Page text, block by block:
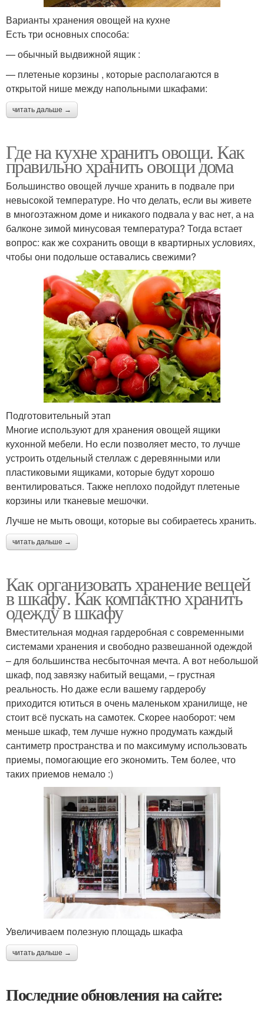
Варианты хранения овощей на кухне
Есть три основных способа:
— обычный выдвижной ящик :
— плетеные корзины , которые располагаются в
открытой нише между напольными шкафами:
читать дальше →
Где на кухне хранить овощи. Как
правильно хранить овощи дома
Большинство овощей лучше хранить в подвале при
невысокой температуре. Но что делать, если вы живете
в многоэтажном доме и никакого подвала у вас нет, а на
балконе зимой минусовая температура? Тогда встает
вопрос: как же сохранить овощи в квартирных условиях,
чтобы они подольше оставались свежими?
Подготовительный этап
Многие используют для хранения овощей ящики
кухонной мебели. Но если позволяет место, то лучше
устроить отдельный стеллаж с деревянными или
пластиковыми ящиками, которые будут хорошо
вентилироваться. Также неплохо подойдут плетеные
корзины или тканевые мешочки.
Лучше не мыть овощи, которые вы собираетесь хранить.
читать дальше →
Как организовать хранение вещей
в шкафу. Как компактно хранить
одежду в шкафу
Вместительная модная гардеробная с современными
системами хранения и свободно развешанной одеждой
– для большинства несбыточная мечта. А вот небольшой
шкаф, под завязку набитый вещами, – грустная
реальность. Но даже если вашему гардеробу
приходится ютиться в очень маленьком хранилище, не
стоит всё пускать на самотек. Скорее наоборот: чем
меньше шкаф, тем лучше нужно продумать каждый
сантиметр пространства и по максимуму использовать
приемы, помогающие его экономить. Тем более, что
таких приемов немало :)
Увеличиваем полезную площадь шкафа
читать дальше →
Последние обновления на сайте: